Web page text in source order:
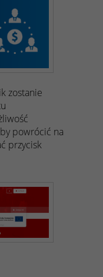
zostanie
powrócić na
przycisk